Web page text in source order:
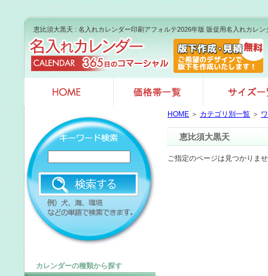
恵比須大黒天 : 名入れカレンダー印刷アフォルテ2026年版 販促用名入れカレン
カレンダーの種類から探す
HOME ＞ カテゴリ別一覧 ＞
恵比須大黒天
ご指定のページは見つかりま